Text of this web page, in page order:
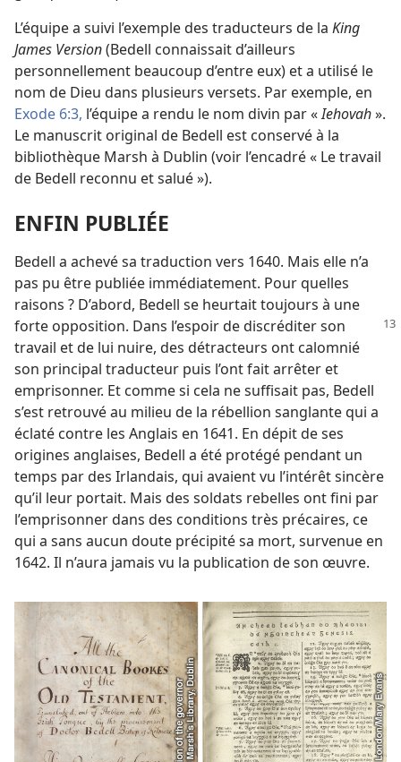
L’équipe a suivi l’exemple des traducteurs de la King
James Version(Bedell connaissait d’ailleurs
personnellement beaucoup d’entre eux) et a utilisé le
nom de Dieu dans plusieurs versets. Par exemple, en
Exode 6:3, l’équipe a rendu le nom divin par «Iehovah».
Le manuscrit original de Bedell est conservé à la
bibliothèque Marsh à Dublin (voir l’encadré « Le travail
de Bedell reconnu et salué »).
ENFIN PUBLIÉE
Bedell a achevé sa traduction vers 1640. Mais elle n’a
pas pu être publiée immédiatement. Pour quelles
raisons ? D’abord, Bedell se heurtait toujours à une
forte opposition. Dans l’espoir de discréditerson
travail et de lui nuire, des détracteurs ont calomnié
son principal traducteur puis l’ont fait arrêter et
emprisonner. Et comme si cela ne suffisait pas, Bedell
s’est retrouvé au milieu de la rébellion sanglante qui a
éclaté contre les Anglais en 1641. En dépit de ses
origines anglaises, Bedell a été protégé pendant un
temps par des Irlandais, qui avaient vu l’intérêt sincère
qu’il leur portait. Mais des soldats rebelles ont fini par
l’emprisonner dans des conditions très précaires, ce
qui a sans aucun doute précipité sa mort, survenue en
1642. Il n’aura jamais vu la publication de son œuvre.